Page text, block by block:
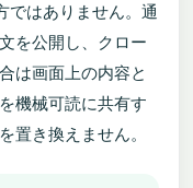
ではありません。通
を公開し、クロー
は画面上の内容と
機械可読に共有す
置き換えません。